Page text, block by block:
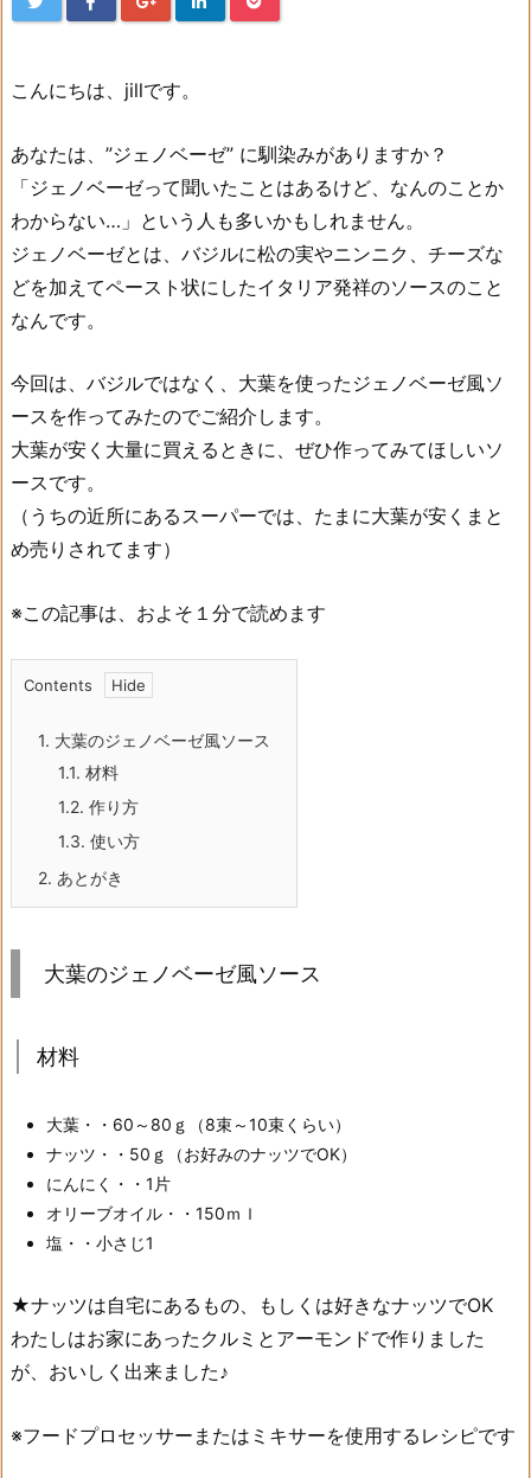
こんにちは、jillです。
あなたは、”ジェノベーゼ” に馴染みがありますか？
「ジェノベーゼって聞いたことはあるけど、なんのことか
わからない…」という人も多いかもしれません。
ジェノベーゼとは、バジルに松の実やニンニク、チーズな
どを加えてペースト状にしたイタリア発祥のソースのこと
なんです。
今回は、バジルではなく、大葉を使ったジェノベーゼ風ソ
ースを作ってみたのでご紹介します。
大葉が安く大量に買えるときに、ぜひ作ってみてほしいソ
ースです。
（うちの近所にあるスーパーでは、たまに大葉が安くまと
め売りされてます）
※この記事は、およそ１分で読めます
Contents
1. 大葉のジェノベーゼ風ソース
1.1. 材料
1.2. 作り方
1.3. 使い方
2. あとがき
大葉のジェノベーゼ風ソース
材料
大葉・・60～80ｇ（8束～10束くらい）
ナッツ・・50ｇ（お好みのナッツでOK）
にんにく・・1片
オリーブオイル・・150ｍｌ
塩・・小さじ1
★ナッツは自宅にあるもの、もしくは好きなナッツでOK
わたしはお家にあったクルミとアーモンドで作りました
が、おいしく出来ました♪
※フードプロセッサーまたはミキサーを使用するレシピです